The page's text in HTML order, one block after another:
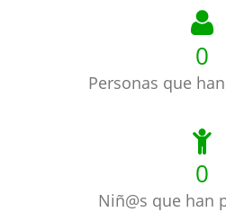
0
Personas que
0
Niñ@s que han